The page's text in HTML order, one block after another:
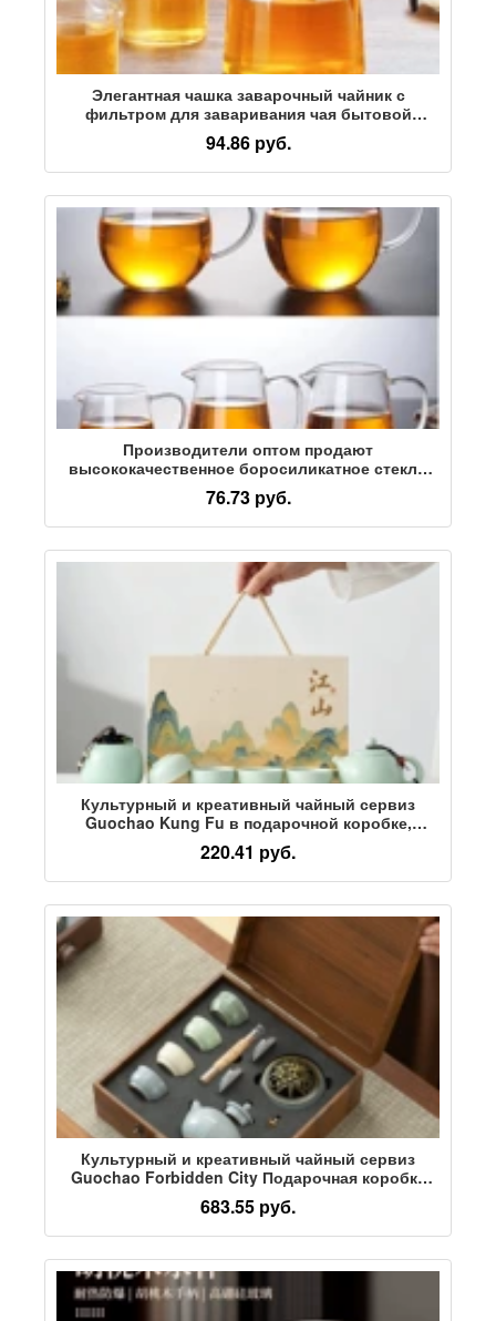
Элегантная чашка заварочный чайник с
фильтром для заваривания чая бытовой
заварочный чайник чайный сервиз с
разделением одним ключом чайный фильтр
стеклянная чайная чашка
94.86 руб.
Производители оптом продают
высококачественное боросиликатное стекло
fair cup из термостойкого стеклянного чайного
диспенсера large tea sea Douyin прямая
поставка по электронной коммерции
76.73 руб.
Культурный и креативный чайный сервиз
Guochao Kung Fu в подарочной коробке,
керамический чайник и четыре чашки,
фестиваль середины осени с логотипом
ручной работы
220.41 руб.
Культурный и креативный чайный сервиз
Guochao Forbidden City Подарочная коробка
для отправки клиентам памятных подарков
Деловые практичные подарки ручной работы с
напечатанным логотипом
683.55 руб.